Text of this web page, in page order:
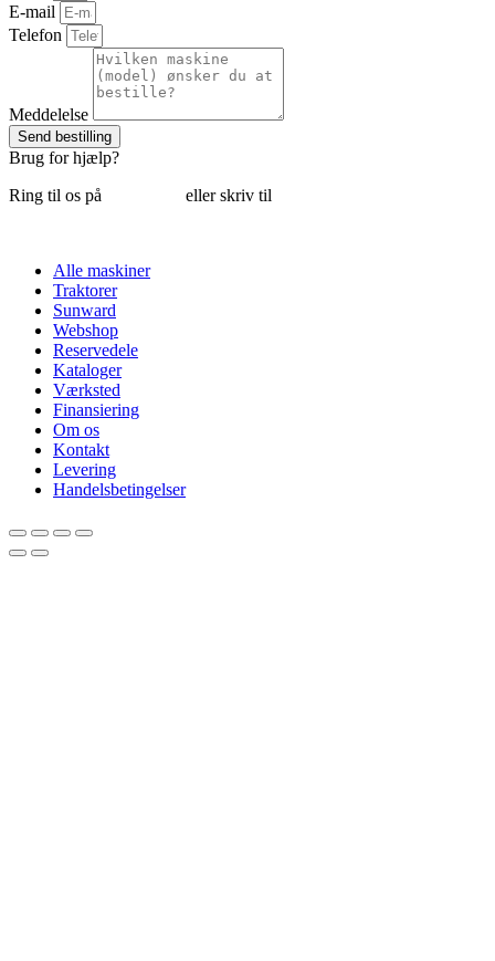
E-mail
Telefon
Meddelelse
Send bestilling
Brug for hjælp?
Ring til os på
eller skriv til
Alle maskiner
Traktorer
Sunward
Webshop
Reservedele
Kataloger
Værksted
Finansiering
Om os
Kontakt
Levering
Handelsbetingelser